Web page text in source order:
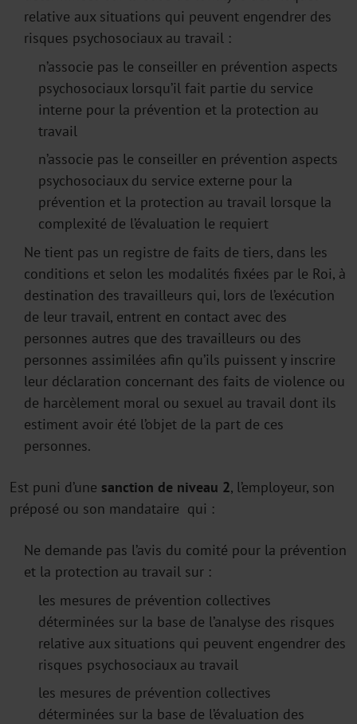
relative aux situations qui peuvent engendrer des
risques psychosociaux au travail :
n’associe pas le conseiller en prévention aspects
psychosociaux lorsqu’il fait partie du service
interne pour la prévention et la protection au
travail
n’associe pas le conseiller en prévention aspects
psychosociaux du service externe pour la
prévention et la protection au travail lorsque la
complexité de l’évaluation le requiert
Ne tient pas un registre de faits de tiers, dans les
conditions et selon les modalités fixées par le Roi, à
destination des travailleurs qui, lors de l’exécution
de leur travail, entrent en contact avec des
personnes autres que des travailleurs ou des
personnes assimilées afin qu’ils puissent y inscrire
leur déclaration concernant des faits de violence ou
de harcèlement moral ou sexuel au travail dont ils
estiment avoir été l’objet de la part de ces
personnes.
Est puni d’une sanction de niveau 2, l’employeur, son
préposé ou son mandataire qui :
Ne demande pas l’avis du comité pour la prévention
et la protection au travail sur :
les mesures de prévention collectives
déterminées sur la base de l’analyse des risques
relative aux situations qui peuvent engendrer des
risques psychosociaux au travail
les mesures de prévention collectives
déterminées sur la base de l’évaluation des